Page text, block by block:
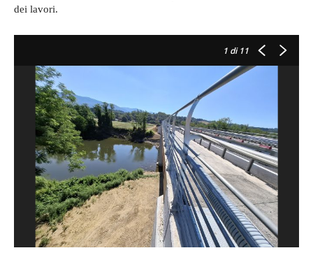
dei lavori.
1 di 11